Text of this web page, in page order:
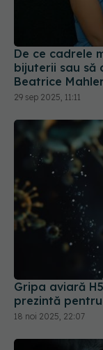
De ce cadrele
bijuterii sau să
Beatrice
29 sep 2025, 11:11
Gripa aviară
prezintă
18 noi 2025, 22:07